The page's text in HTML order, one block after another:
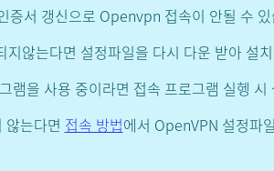
증서 갱신으로 Openvpn 접속이 안될 수
지않는다면 설정파일을 다시 다운 받아 설
램을 사용 중이라면 접속 프로그램 실헹
않는다면 접속 방법에서 OpenVPN 설정파